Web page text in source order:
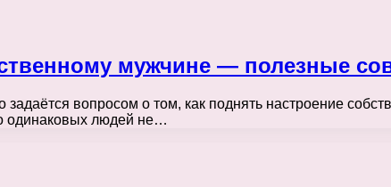
мужчине — полезные
вопросом о том, как поднять настроение
одинаковых людей не…